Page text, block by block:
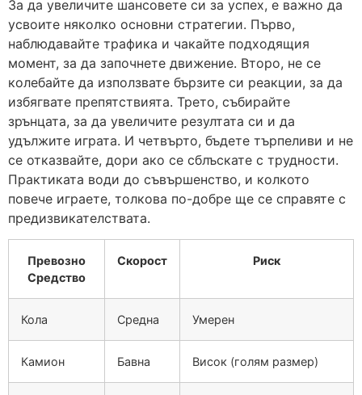
За да увеличите шансовете си за успех, е важно да
усвоите няколко основни стратегии. Първо,
наблюдавайте трафика и чакайте подходящия
момент, за да започнете движение. Второ, не се
колебайте да използвате бързите си реакции, за да
избягвате препятствията. Трето, събирайте
зрънцата, за да увеличите резултата си и да
удължите играта. И четвърто, бъдете търпеливи и не
се отказвайте, дори ако се сблъскате с трудности.
Практиката води до съвършенство, и колкото
повече играете, толкова по-добре ще се справяте с
предизвикателствата.
Превозно
Средство
Скорост Риск
Кола Средна Умерен
Камион Бавна Висок (голям размер)